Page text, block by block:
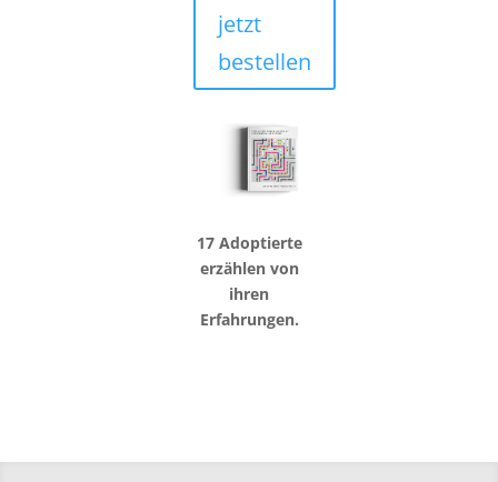
jetzt
bestellen
17 Adoptierte
erzählen von
ihren
Erfahrungen.